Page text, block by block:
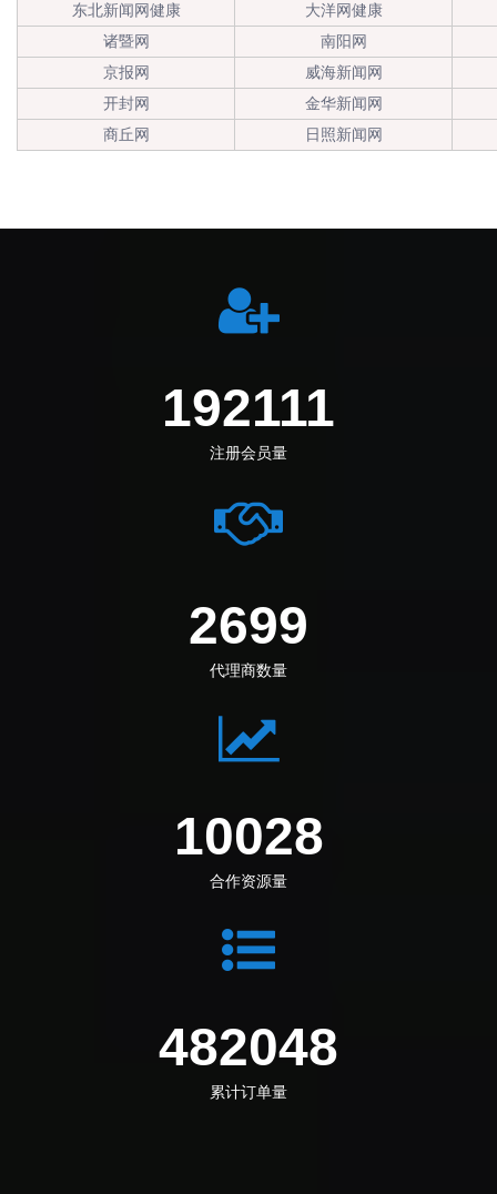
东北新闻网健康
大洋网健康
诸暨网
南阳网
京报网
威海新闻网
开封网
金华新闻网
商丘网
日照新闻网
253861
注册会员量
3566
代理商数量
13251
合作资源量
636992
累计订单量